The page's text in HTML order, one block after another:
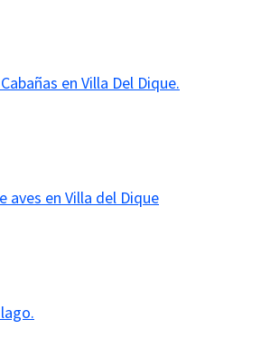
en Villa Del Dique.
aves en Villa del Dique